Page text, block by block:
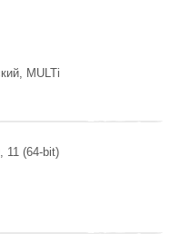
MULTi
11 (64-bit)